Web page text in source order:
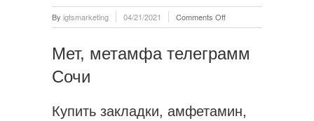
By igtsmarketing 04/21/2021 Comments Offon
Мет,
телеграмм
Мет, метамфа телеграмм
Сочи
Купить закладки, амфетамин,